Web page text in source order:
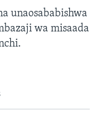
unaosababishwa
wa misaada